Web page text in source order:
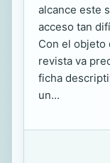
alcance este
acceso tan
Con el objeto
revista va
ficha
un...